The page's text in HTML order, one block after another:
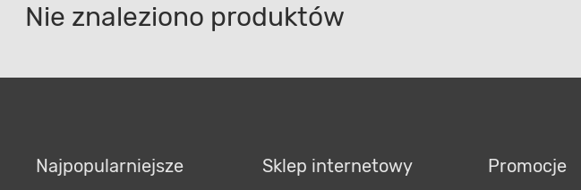
Nie znaleziono produktów
Najpopularniejsze Sklep internetowy Promocje